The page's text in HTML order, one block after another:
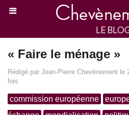
« Faire le ménage »
Rédigé par Jean-Pierre Chevènement le
fois
commission européenne